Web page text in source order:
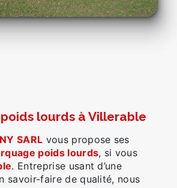
lourds à Villerable
SARL vous propose ses
poids lourds, si vous
. Entreprise usant d’une
savoir-faire de qualité, nous